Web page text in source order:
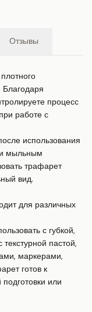
Отзывы
процесс
работе с
использования
мыльным
трафарет
вид.
для различных
с губкой,
пастой,
маркерами,
готов к
или